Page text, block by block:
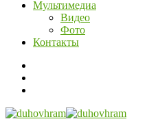
Мультимедиа
Видео
Фото
Контакты